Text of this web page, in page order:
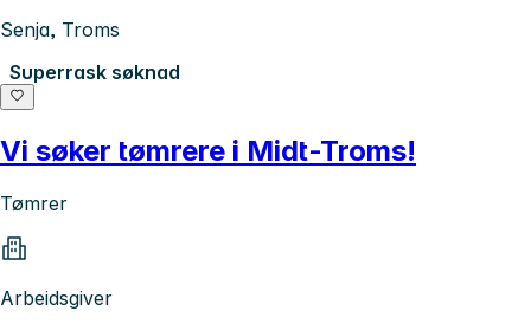
Senja, Troms
Superrask søknad
Vi søker tømrere i Midt-Troms!
Tømrer
Arbeidsgiver